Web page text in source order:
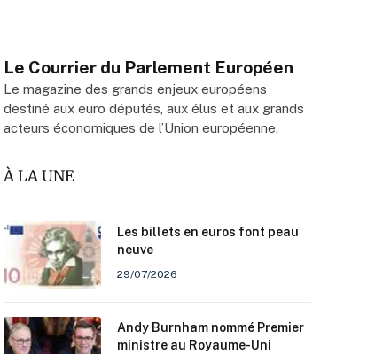
Le Courrier du Parlement Européen
Le magazine des grands enjeux européens
destiné aux euro députés, aux élus et aux grands
acteurs économiques de l’Union européenne.
À LA UNE
Les billets en euros font peau
neuve
29/07/2026
Andy Burnham nommé Premier
ministre au Royaume-Uni